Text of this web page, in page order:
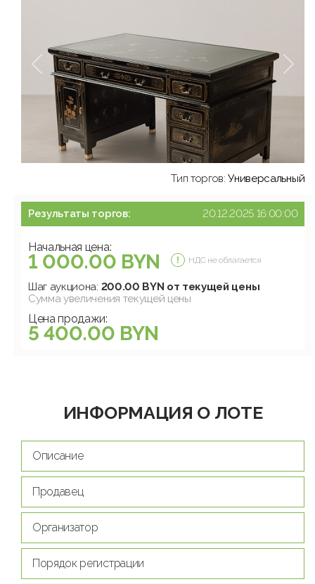
Тип торгов:Универсальный
Результаты торгов: 20.12.2025 16:00:00
Начальная цена:
1 000.00 BYN НДС не облагается
Шаг аукциона: 200.00 BYN от текущей цены
Сумма увеличения текущей цены
Цена продажи:
5 400.00 BYN
ИНФОРМАЦИЯ О ЛОТЕ
Описание
Продавец
Организатор
Порядок регистрации